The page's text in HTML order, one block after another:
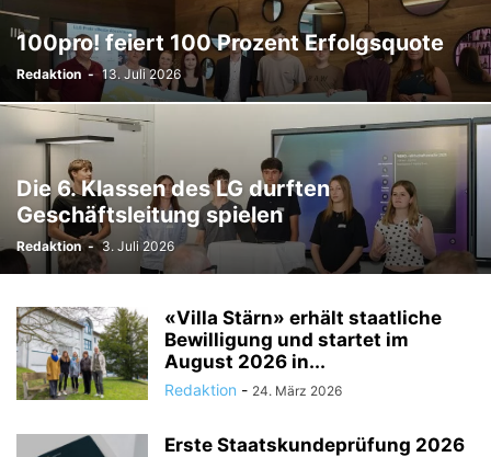
TOURISMUS UMFRAGE
ÜSERE WORZLA - HISTORISCHES VEREINE VERKEHR
WIRTSCHAFTS:ZEIT
100pro! feiert 100 Prozent Erfolgsquote
Redaktion - 13. Juli 2026
Die 6. Klassen des LG durften
Geschäftsleitung spielen
Redaktion - 3. Juli 2026
«Villa Stärn» erhält staatliche
Bewilligung und startet im
August 2026 in...
Redaktion - 24. März 2026
Erste Staatskundeprüfung 2026